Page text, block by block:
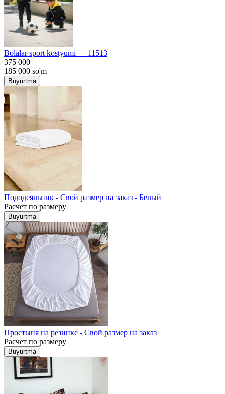
Bolalar sport kostyumi — 11513
375 000
185 000 so'm
Buyurtma
Пододеяльник - Свой размер на заказ - Белый
Расчет по размеру
Buyurtma
Простыня на резинке - Свой размер на заказ
Расчет по размеру
Buyurtma